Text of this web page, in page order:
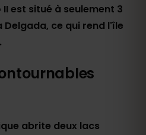
est situé à seulement 3
ce qui rend l'île
abrite deux lacs